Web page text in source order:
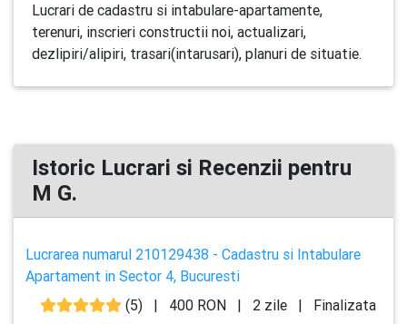
Lucrari de cadastru si intabulare-apartamente,
terenuri, inscrieri constructii noi, actualizari,
dezlipiri/alipiri, trasari(intarusari), planuri de situatie.
Istoric Lucrari si Recenzii pentru
M G.
Lucrarea numarul 210129438 - Cadastru si Intabulare
Apartament in Sector 4, Bucuresti
(5)
| 400 RON | 2 zile | Finalizata